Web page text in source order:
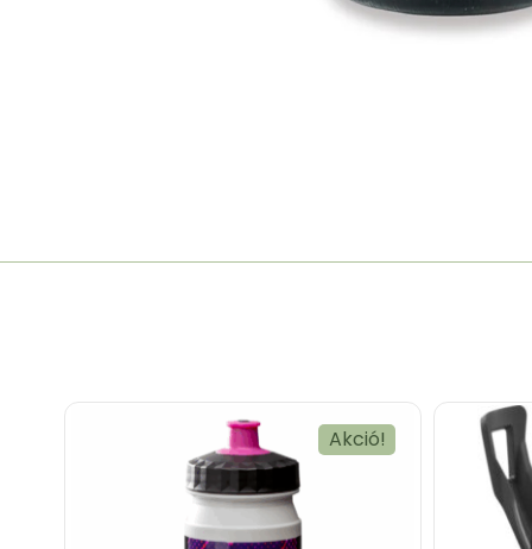
Akció!